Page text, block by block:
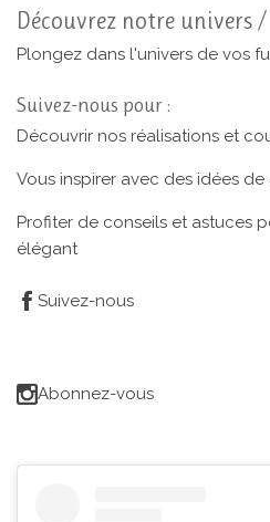
Découvrez notre univers
Plongez dans l'univers de vos
Suivez-nous pour :
Découvrir nos réalisations et
Vous inspirer avec des idées
Profiter de conseils et astuces
élégant
Suivez-nous
Abonnez-vous